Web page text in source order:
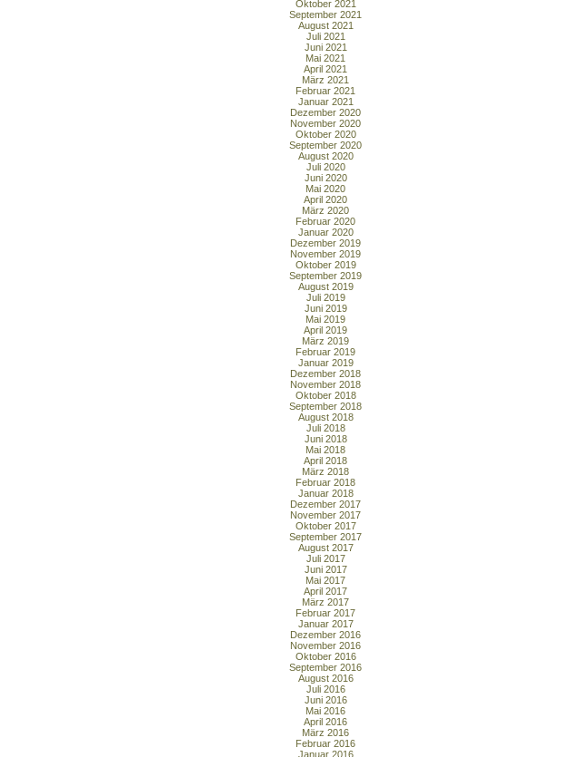
Oktober 2021
September 2021
August 2021
Juli 2021
Juni 2021
Mai 2021
April 2021
März 2021
Februar 2021
Januar 2021
Dezember 2020
November 2020
Oktober 2020
September 2020
August 2020
Juli 2020
Juni 2020
Mai 2020
April 2020
März 2020
Februar 2020
Januar 2020
Dezember 2019
November 2019
Oktober 2019
September 2019
August 2019
Juli 2019
Juni 2019
Mai 2019
April 2019
März 2019
Februar 2019
Januar 2019
Dezember 2018
November 2018
Oktober 2018
September 2018
August 2018
Juli 2018
Juni 2018
Mai 2018
April 2018
März 2018
Februar 2018
Januar 2018
Dezember 2017
November 2017
Oktober 2017
September 2017
August 2017
Juli 2017
Juni 2017
Mai 2017
April 2017
März 2017
Februar 2017
Januar 2017
Dezember 2016
November 2016
Oktober 2016
September 2016
August 2016
Juli 2016
Juni 2016
Mai 2016
April 2016
März 2016
Februar 2016
Januar 2016